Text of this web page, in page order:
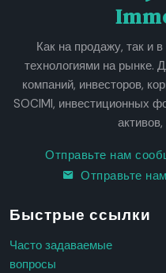
Как на продажу, так и
технологиями на рынке.
компаний, инвесторов,
SOCIMI, инвестиционных
Отправьте нам
Отправьте
Быстрые ссылки
Часто задаваемые
вопросы